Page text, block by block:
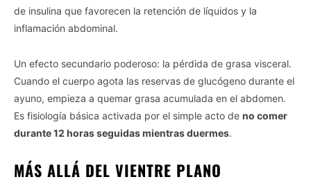
de insulina que favorecen la retención de líquidos y la
inflamación abdominal.
Un efecto secundario poderoso: la pérdida de grasa visceral.
Cuando el cuerpo agota las reservas de glucógeno durante el
ayuno, empieza a quemar grasa acumulada en el abdomen.
Es fisiología básica activada por el simple acto de no comer
durante 12 horas seguidas mientras duermes.
MÁS ALLÁ DEL VIENTRE PLANO